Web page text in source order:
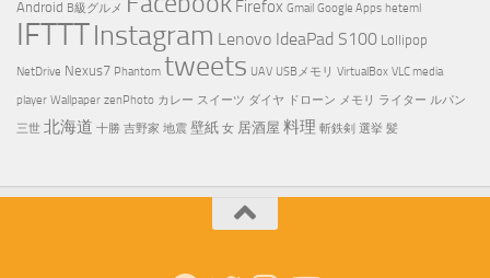
Android B級グルメ Firefox Gmail Google Apps heteml
IFTTTInstagram Lenovo IdeaPad S100 Lollipop
NetDrive Nexus7 Phantom tweets UAV USBメモリ VirtualBox VLC media
player Wallpaper zenPhoto カレー スイーツ ダイヤ ドローン メモリ ライター ルパン
三世 北海道 十勝 吉野家 地震 壁紙 女 居酒屋 料理 斬鉄剣 選挙 髪